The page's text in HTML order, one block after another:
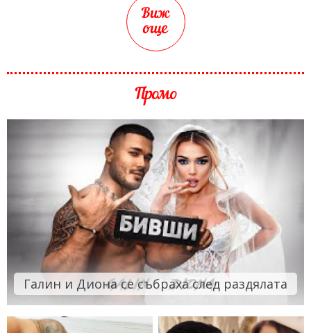
Виж
още
Промо
Галин и Диона се събраха след раздялата